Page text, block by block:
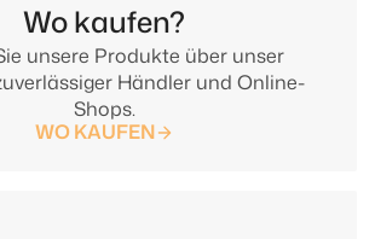
unsere Produkte über unser
Händler und Online-
Shops.
Wo kaufen?
WO KAUFEN